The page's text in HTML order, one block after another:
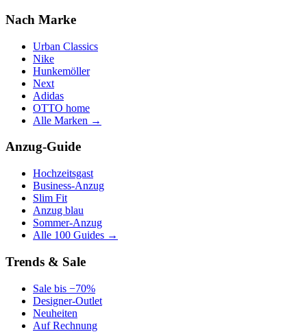
Nach Marke
Urban Classics
Nike
Hunkemöller
Next
Adidas
OTTO home
Alle Marken →
Anzug-Guide
Hochzeitsgast
Business-Anzug
Slim Fit
Anzug blau
Sommer-Anzug
Alle 100 Guides →
Trends & Sale
Sale bis −70%
Designer-Outlet
Neuheiten
Auf Rechnung